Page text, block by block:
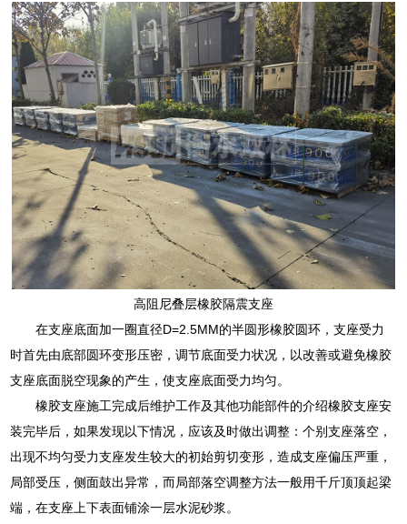
高阻尼叠层橡胶隔震支座
在支座底面加一圈直径D=2.5MM的半圆形橡胶圆环，支座受力
时首先由底部圆环变形压密，调节底面受力状况，以改善或避免橡胶
支座底面脱空现象的产生，使支座底面受力均匀。
橡胶支座施工完成后维护工作及其他功能部件的介绍橡胶支座安
装完毕后，如果发现以下情况，应该及时做出调整：个别支座落空，
出现不均匀受力支座发生较大的初始剪切变形，造成支座偏压严重，
局部受压，侧面鼓出异常，而局部落空调整方法一般用千斤顶顶起梁
端，在支座上下表面铺涂一层水泥砂浆。